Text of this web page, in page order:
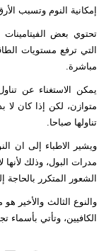
إمكانية النوم وتسبب
تحتوي بعض الفيتامينات
التي ترفع مستويات
مباشرة.
يمكن الاستغناء عن
متوازن، لكن إذا كان لا
تناولها صباحا.
ويشير الاطباء إلى ان
مدرات البول، وذلك
الشعور المتكرر
والنوع الثالث والأخير
الكافيين، وتأتي